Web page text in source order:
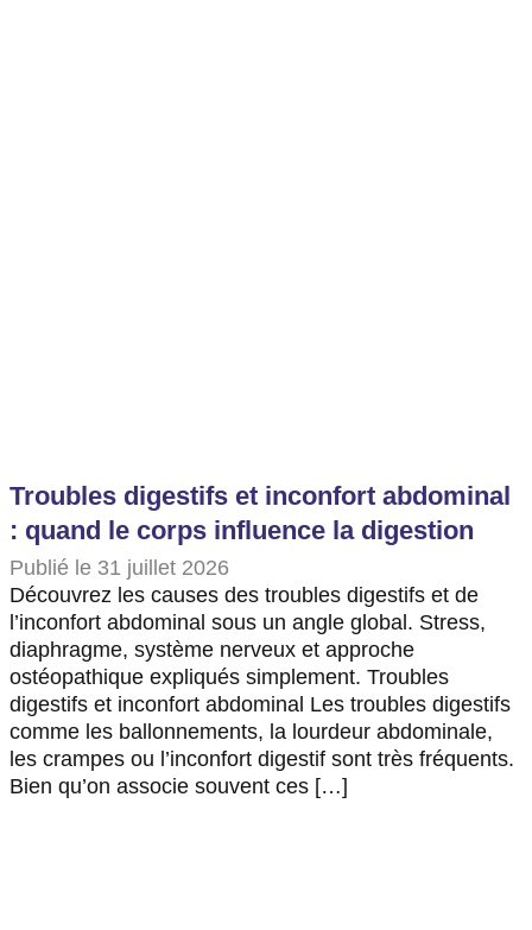
Troubles digestifs et inconfort abdominal
: quand le corps influence la digestion
Publié le 31 juillet 2026
Découvrez les causes des troubles digestifs et de
l’inconfort abdominal sous un angle global. Stress,
diaphragme, système nerveux et approche
ostéopathique expliqués simplement. Troubles
digestifs et inconfort abdominal Les troubles digestifs
comme les ballonnements, la lourdeur abdominale,
les crampes ou l’inconfort digestif sont très fréquents.
Bien qu’on associe souvent ces […]